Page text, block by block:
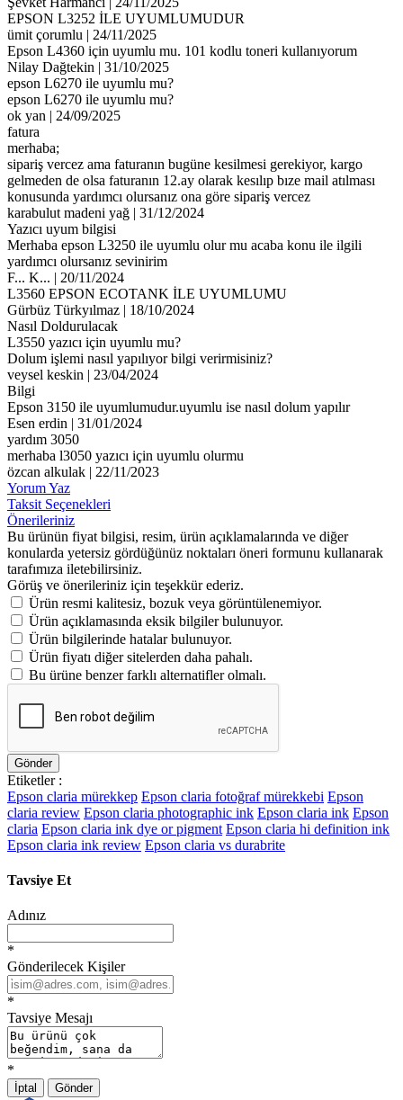
EPSON L3252 İLE UYUMLUMUDUR
ümit çorumlu | 24/11/2025
Epson L4360 için uyumlu mu. 101 kodlu toneri kullanıyorum
Nilay Dağtekin | 31/10/2025
epson L6270 ile uyumlu mu?
epson L6270 ile uyumlu mu?
ok yan | 24/09/2025
fatura
merhaba;
sipariş vercez ama faturanın bugüne kesilmesi gerekiyor, kargo
gelmeden de olsa faturanın 12.ay olarak kesılıp bıze mail atılması
konusunda yardımcı olursanız ona göre sipariş vercez
karabulut madeni yağ | 31/12/2024
Yazıcı uyum bilgisi
Merhaba epson L3250 ile uyumlu olur mu acaba konu ile ilgili
yardımcı olursanız sevinirim
F... K... | 20/11/2024
L3560 EPSON ECOTANK İLE UYUMLUMU
Gürbüz Türkyılmaz | 18/10/2024
Nasıl Doldurulacak
L3550 yazıcı için uyumlu mu?
Dolum işlemi nasıl yapılıyor bilgi verirmisiniz?
veysel keskin | 23/04/2024
Bilgi
Epson 3150 ile uyumlumudur.uyumlu ise nasıl dolum yapılır
Esen erdin | 31/01/2024
yardım 3050
merhaba l3050 yazıcı için uyumlu olurmu
özcan alkulak | 22/11/2023
Yorum Yaz
Taksit Seçenekleri
Önerileriniz
Bu ürünün fiyat bilgisi, resim, ürün açıklamalarında ve diğer
konularda yetersiz gördüğünüz noktaları öneri formunu kullanarak
tarafımıza iletebilirsiniz.
Görüş ve önerileriniz için teşekkür ederiz.
Ürün resmi kalitesiz, bozuk veya görüntülenemiyor.
Ürün açıklamasında eksik bilgiler bulunuyor.
Ürün bilgilerinde hatalar bulunuyor.
Ürün fiyatı diğer sitelerden daha pahalı.
Bu ürüne benzer farklı alternatifler olmalı.
Gönder
Etiketler :
Epson claria mürekkep Epson claria fotoğraf mürekkebi Epson
claria review Epson claria photographic ink Epson claria ink Epson
claria Epson claria ink dye or pigment Epson claria hi definition ink
Epson claria ink review Epson claria vs durabrite
Tavsiye Et
Adınız
*
Gönderilecek Kişiler
*
Tavsiye Mesajı
*
İptal Gönder